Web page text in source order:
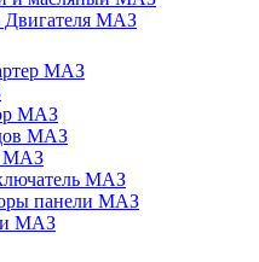
Двигателя МАЗ
МАЗ
МАЗ
МАЗ
МАЗ
МАЗ
панели МАЗ
МАЗ